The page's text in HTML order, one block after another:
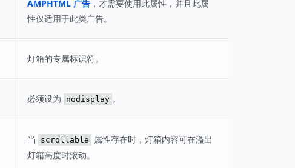
AMPHTML 广告，才需要使用此属性，并且此属
性仅适用于此类广告。
灯箱的专属标识符。
必须设为 nodisplay 。
当 scrollable
属性存在时，灯箱内容可在溢出
灯箱高度时滚动。